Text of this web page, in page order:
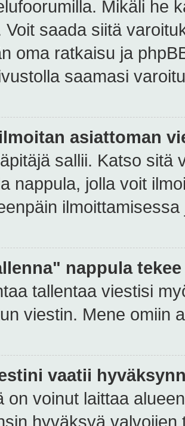
Mikäli he
Voit saada siitä
oma ratkaisu ja
saamasi
asiattoman
sallii. Katso sitä
nappula, jolla voit
nappula
tallentaa viestisi
viestin. Mene omiin
vaatii
on voinut laittaa
hyväksyä